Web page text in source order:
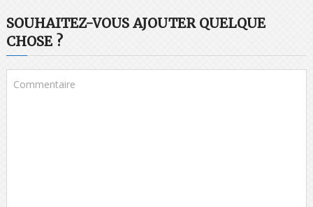
SOUHAITEZ-VOUS AJOUTER QUELQUE
CHOSE ?